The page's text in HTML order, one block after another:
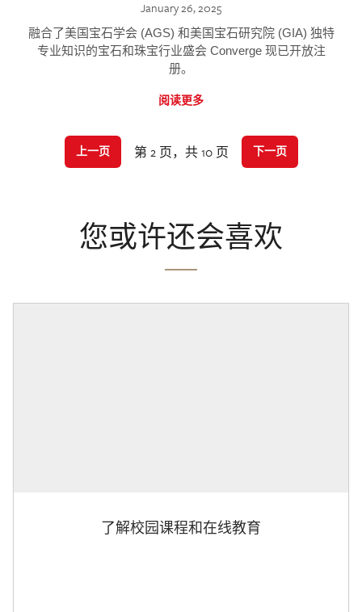
January 26, 2025
融合了美国宝石学会 (AGS) 和美国宝石研究院 (GIA) 独特
专业知识的宝石和珠宝行业盛会 Converge 现已开放注
册。
阅读更多
上一页 第 2 页，共 10 页 下一页
您或许还会喜欢
了解校园课程和在线教育